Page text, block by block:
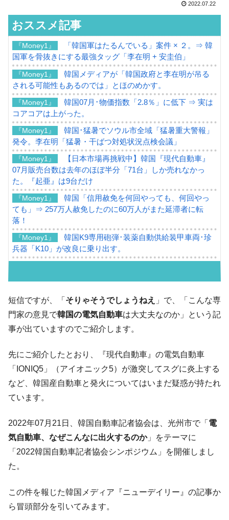
2022.07.22
おススメ記事
『Money1』
「韓国軍はたるんでいる」案件 × ２。⇒ 韓
国軍を骨抜きにする最強タッグ「李在明 + 安圭伯」
『Money1』
韓国メディアが「韓国政府と李在明が吊る
される可能性もあるのでは」とほのめかす。
『Money1』
韓国07月･物価指数「2.8％」に低下 ⇒ 実は
コアコアは上がった。
『Money1』
韓国･猛暑でソウル市全域「猛暑重大警報」
発令。李在明「猛暑・干ばつ対処状況点検会議」
『Money1』
【日本市場再挑戦中】韓国『現代自動車』
07月販売台数は去年のほぼ半分「71台」しか売れなかっ
た。『起亜』は9台だけ
『Money1』
韓国「信用赦免を何回やっても、何回やっ
ても」⇒ 257万人赦免したのに60万人がまた延滞者に転
落！
『Money1』
韓国K9専用砲弾･装薬自動供給装甲車両･珍
兵器「K10」が改良に乗り出す。
や、若者に起業させよう」⇒ どんな雇用対策だソレ。
ル。外平債の発行「19.4億ドル」
『Money1』
韓国「ここは北朝鮮なのか。選管がサーバ
ーにウソのデータを入力したのは明白だ」
『Money1』
韓国･李在明さっそく不動産対策で浅薄な発
言。
だ。
『Money1』
『韓国銀行』が「金の保有量を増やしま
す」⇒「金を経由するドル入手」手段ではないのか？
『Money1』
『Money1』
韓国･帰ってきた李在明。李在明を支持しな
い「50.5％」に上昇
短信ですが、「 そりゃそうでしょうねえ 」で、「こんな専
門家の意見で韓国の電気自動車は大丈夫なのか」という記
事が出ていますのでご紹介します。
先にご紹介したとおり、『現代自動車』の電気自動車
「IONIQ5」（アイオニック5）が激突してスグに炎上する
など、韓国産自動車と発火についてはいまだ疑惑が持たれ
ています。
2022年07月21日、韓国自動車記者協会は、光州市で「 電
気自動車、なぜこんなに出火するのか」をテーマに
「2022韓国自動車記者協会シンポジウム」を開催しまし
た。
この件を報じた韓国メディア『ニューデイリー』の記事か
ら冒頭部分を引いてみます。